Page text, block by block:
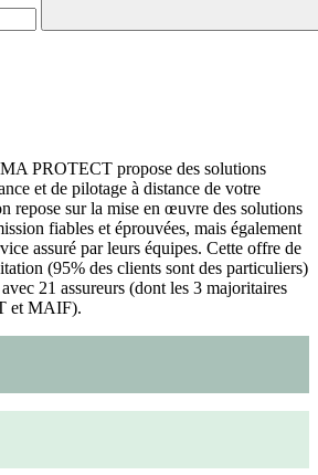
PROTECT propose des solutions
et de pilotage à distance de votre
repose sur la mise en œuvre des solutions
fiables et éprouvées, mais également
assuré par leurs équipes. Cette offre de
(95% des clients sont des particuliers)
21 assureurs (dont les 3 majoritaires
et MAIF).